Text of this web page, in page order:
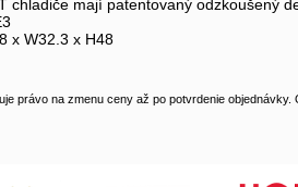
chladiče mají patentovaný odzkoušený
x W32.3 x H48
právo na zmenu ceny až po potvrdenie objednávky.